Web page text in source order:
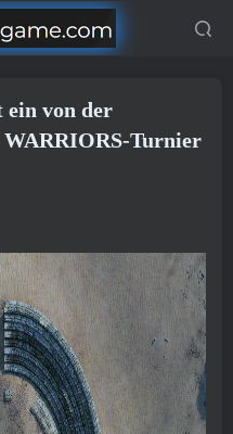
von der
Turnier